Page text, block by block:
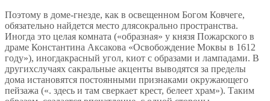
Поэтому в доме-гнезде, как в освещенном Богом Ковчеге,
обязательно найдется место длясокрально пространства.
Иногда это целая комната («образная» у князя Пожарского в
драме Константина Аксакова «Освобождение Моквы в 1612
году»), иногдакрасный угол, киот с образами и лампадами. В
другихслучаях сакральные акценты выводятся за пределы
дома истановятся постоянными признаками окружающего
пейзажа («. здесь и там сверкает крест, белеет храм»). Таким